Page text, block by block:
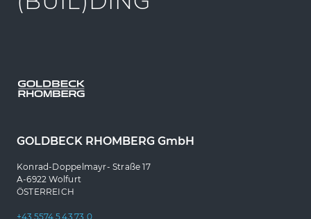
GOLDBECK RHOMBERG GmbH
Konrad-Doppelmayr- Straße 17
A-6922 Wolfurt
ÖSTERREICH
+43 5574 5 43 73 0